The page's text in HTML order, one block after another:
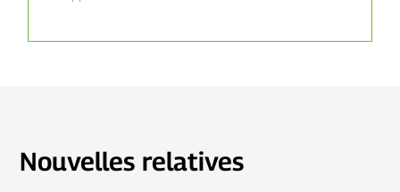
Nouvelles relatives